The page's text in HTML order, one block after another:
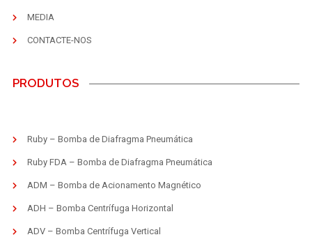
MEDIA
CONTACTE-NOS
PRODUTOS
Ruby – Bomba de Diafragma Pneumática
Ruby FDA – Bomba de Diafragma Pneumática
ADM – Bomba de Acionamento Magnético
ADH – Bomba Centrífuga Horizontal
ADV – Bomba Centrífuga Vertical